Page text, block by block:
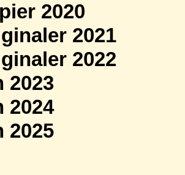
2020
2021
2022
2023
2024
2025